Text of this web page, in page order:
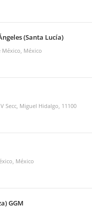
(Santa Lucía)
México, México
Secc, Miguel Hidalgo, 11100
México
GGM